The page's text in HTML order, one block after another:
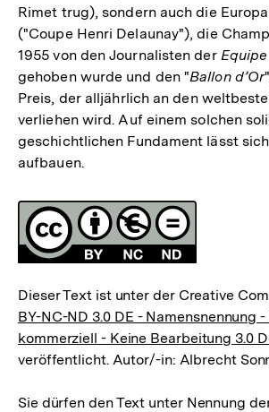
Rimet trug), sondern auch die
("Coupe Henri Delaunay"), die
1955 von den Journalisten der Equipe
gehoben wurde und den "Ballon d’Or
Preis, der alljährlich an den
verliehen wird. Auf einem solchen
geschichtlichen Fundament lässt
aufbauen.
Fussnoten
Lizenz
Dieser Text ist unter der Creative
BY-NC-ND 3.0 DE - Namensnennung
kommerziell - Keine Bearbeitung 3.0
veröffentlicht. Autor/-in: Albrecht
Sie dürfen den Text unter Nennung